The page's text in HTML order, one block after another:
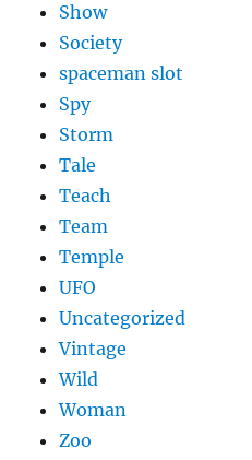
Show
Society
spaceman slot
Spy
Storm
Tale
Teach
Team
Temple
UFO
Uncategorized
Vintage
Wild
Woman
Zoo